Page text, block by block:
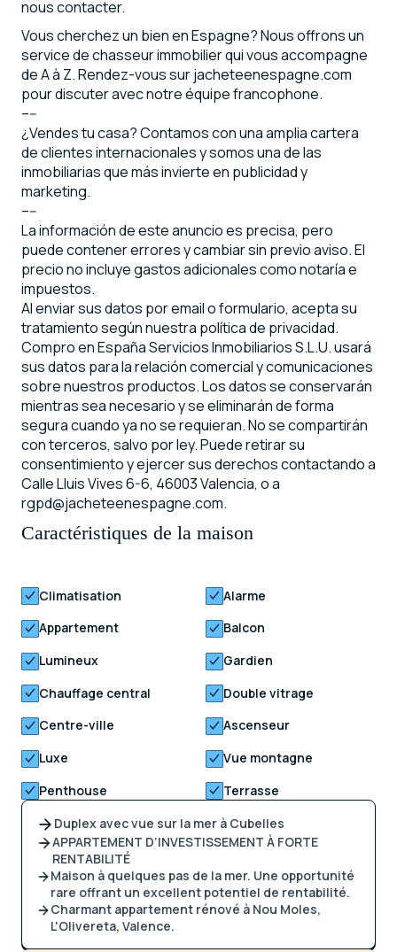
nous contacter.
Vous cherchez un bien en Espagne? Nous offrons un
service de chasseur immobilier qui vous accompagne
de A à Z. Rendez-vous sur jacheteenespagne.com
pour discuter avec notre équipe francophone.
–--
¿Vendes tu casa? Contamos con una amplia cartera
de clientes internacionales y somos una de las
inmobiliarias que más invierte en publicidad y
marketing.
–--
La información de este anuncio es precisa, pero
puede contener errores y cambiar sin previo aviso. El
precio no incluye gastos adicionales como notaría e
impuestos.
Al enviar sus datos por email o formulario, acepta su
tratamiento según nuestra política de privacidad.
Compro en España Servicios Inmobiliarios S.L.U. usará
sus datos para la relación comercial y comunicaciones
sobre nuestros productos. Los datos se conservarán
mientras sea necesario y se eliminarán de forma
segura cuando ya no se requieran. No se compartirán
con terceros, salvo por ley. Puede retirar su
consentimiento y ejercer sus derechos contactando a
Calle Lluis Vives 6-6, 46003 Valencia, o a
rgpd@jacheteenespagne.com.
Caractéristiques de la maison
Climatisation
Alarme
Appartement
Balcon
Lumineux
Gardien
Chauffage central
Double vitrage
Centre-ville
Ascenseur
Luxe
Vue montagne
Penthouse
Terrasse
Duplex avec vue sur la mer à Cubelles
APPARTEMENT D’INVESTISSEMENT À FORTE
RENTABILITÉ
Maison à quelques pas de la mer. Une opportunité
rare offrant un excellent potentiel de rentabilité.
Charmant appartement rénové à Nou Moles,
L'Olivereta, Valence.